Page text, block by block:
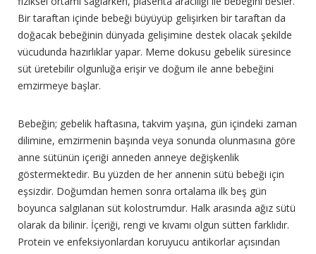
Bir taraftan içinde bebeği büyüyüp gelişirken bir taraftan da
doğacak bebeğinin dünyada gelişimine destek olacak şekilde
vücudunda hazırlıklar yapar. Meme dokusu gebelik süresince
süt üretebilir olgunluğa erişir ve doğum ile anne bebeğini
emzirmeye başlar.
Bebeğin; gebelik haftasına, takvim yaşına, gün içindeki zaman
dilimine, emzirmenin başında veya sonunda olunmasına göre
anne sütünün içeriği anneden anneye değişkenlik
göstermektedir. Bu yüzden de her annenin sütü bebeği için
eşsizdir. Doğumdan hemen sonra ortalama ilk beş gün
boyunca salgılanan süt kolostrumdur. Halk arasında ağız sütü
olarak da bilinir. İçeriği, rengi ve kıvamı olgun sütten farklıdır.
Protein ve enfeksiyonlardan koruyucu antikorlar açısından